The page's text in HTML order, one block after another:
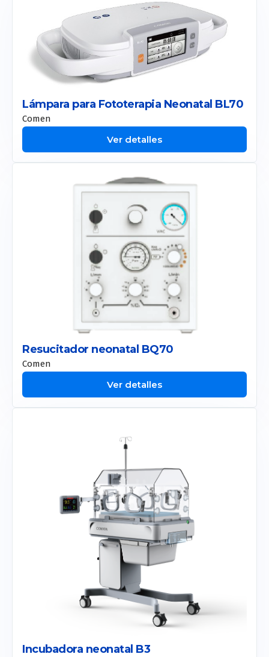
Liposound
Apolex Tite
Lámpara para Fototerapia Neonatal BL70
Comen
Ver detalles
Resucitador neonatal BQ70
Comen
Ver detalles
Incubadora neonatal B3